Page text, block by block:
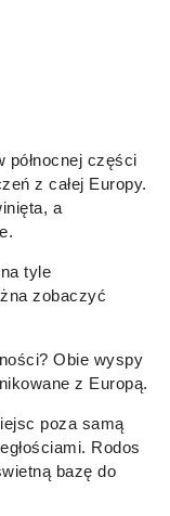
północnej części
z całej Europy.
a
tyle
zobaczyć
Obie wyspy
z Europą.
poza samą
Rodos
bazę do